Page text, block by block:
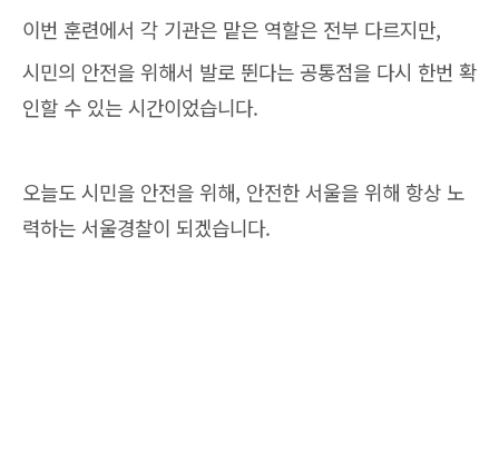
이번 훈련에서 각 기관은 맡은 역할은 전부 다르지만,
시민의 안전을 위해서 발로 뛴다는 공통점을 다시 한번 확
인할 수 있는 시간이었습니다.
오늘도 시민을 안전을 위해, 안전한 서울을 위해 항상 노
력하는 서울경찰이 되겠습니다.